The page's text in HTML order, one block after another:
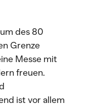
des 80
Grenze
Messe mit
freuen.
ist vor allem